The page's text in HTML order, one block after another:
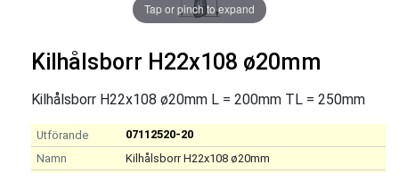
Tap or pinch to expand
Kilhålsborr H22x108 ø20mm
Kilhålsborr H22x108 ø20mm L = 200mm TL = 250mm
07112520-20
Kilhålsborr H22x108 ø20mm